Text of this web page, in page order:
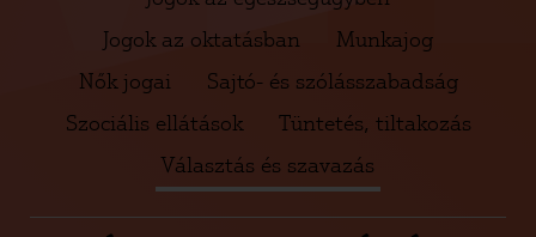
Jogok az oktatásban
Munkajog
Nők jogai
Sajtó- és szólásszabadság
Szociális ellátások
Tüntetés, tiltakozás
Választás és szavazás